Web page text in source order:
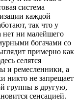
система
каждой
так что у
нет ни малейшего
богачами со
примерно как
селятся
и ремесленники, а
никто не запрещает
группы в другую,
сенсацией.